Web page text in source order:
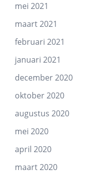
mei 2021
maart 2021
februari 2021
januari 2021
december 2020
oktober 2020
augustus 2020
mei 2020
april 2020
maart 2020